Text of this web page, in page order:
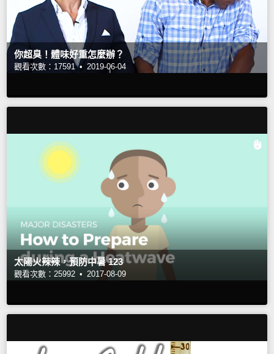
你超臭！體味好重怎麼辦？
觀看次數：17591 • 2019-06-04
太陽火辣辣，預防中暑 123
觀看次數：25992 • 2017-08-09